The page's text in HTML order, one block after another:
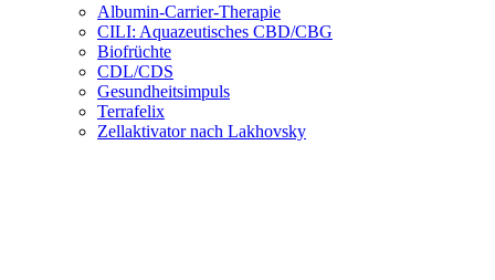
Albumin-Carrier-Therapie
CILI: Aquazeutisches CBD/CBG
Biofrüchte
CDL/CDS
Gesundheitsimpuls
Terrafelix
Zellaktivator nach Lakhovsky